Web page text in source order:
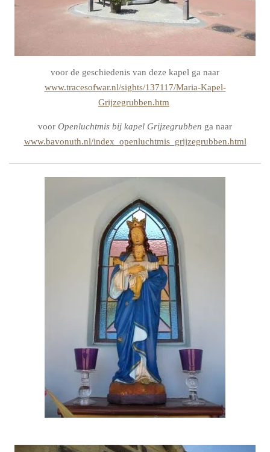
voor de geschiedenis van deze kapel ga naar
www.tracesofwar.nl/sights/137117/Maria-Kapel-
Grijzegrubben.htm
voor Openluchtmis bij kapel Grijzegrubben ga naar
www.bavonuth.nl/index_openluchtmis_grijzegrubben.html